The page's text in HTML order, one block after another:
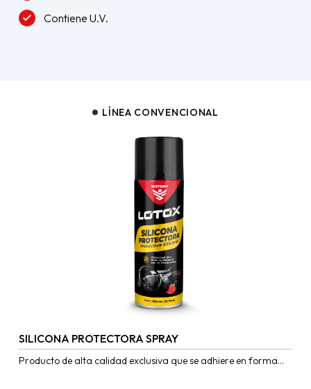
Contiene U.V.
LÍNEA CONVENCIONAL
SILICONA PROTECTORA SPRAY
Producto de alta calidad exclusiva que se adhiere en forma